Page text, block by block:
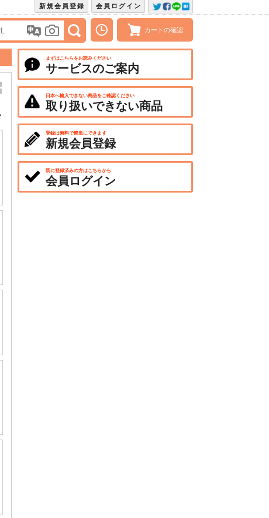
会員ログイン
新規会員登録
カートの確認
まずはこちらをお読みください
サービスのご案内
日本へ輸入できない商品をご確認ください
取り扱いできない商品
登録は無料で簡単にできます
新規会員登録
既に登録済みの方はこちらから
会員ログイン